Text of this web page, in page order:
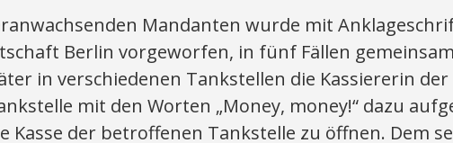
Mandanten wurde mit
Berlin vorgeworfen, in fünf Fällen
in verschiedenen Tankstellen die Kassiererin der
mit den Worten „Money, money!“ dazu
Kasse der betroffenen Tankstelle zu öffnen. Dem